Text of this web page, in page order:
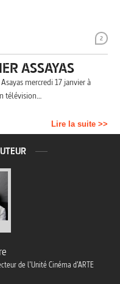
2
ASSAYAS
mercredi 17 janvier à
télévision…
Lire la suite >>
de l’Unité Cinéma d’ARTE